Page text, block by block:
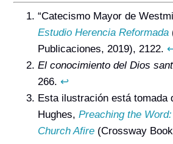
“Catecismo Mayor de
EstudioHerencia Reformada
Publicaciones, 2019), 2122.
El conocimiento del Dios
266.↩
Esta ilustración está tomada
Hughes,Preaching the
Church Afire (Crossway